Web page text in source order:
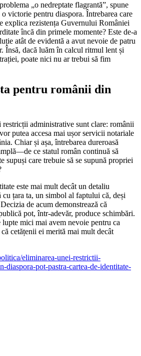
„o nedreptate flagrantă”, spune
victorie pentru diaspora. Întrebarea care
explica rezistența Guvernului României
încă din primele momente? Este de-a
atât de evidentă a avut nevoie de patru
Însă, dacă luăm în calcul ritmul lent și
poate nici nu ar trebui să fim
pentru românii din
administrative sunt clare: românii
putea accesa mai ușor servicii notariale
Chiar și așa, întrebarea dureroasă
ce statul român continuă să
supuși care trebuie să se supună propriei
este mai mult decât un detaliu
țara ta, un simbol al faptului că, deși
de acum demonstrează că
pot, într-adevăr, produce schimbări.
lupte mici mai avem nevoie pentru ca
cetățenii ei merită mai mult decât
eliminarea-unei-restrictii-
diaspora-pot-pastra-cartea-de-identitate-